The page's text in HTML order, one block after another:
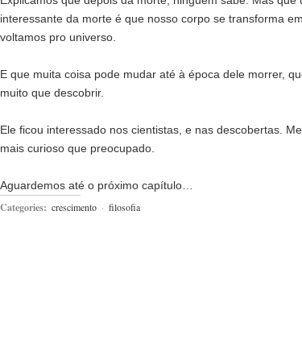
interessante da morte é que nosso corpo se transforma
voltamos pro universo.
E que muita coisa pode mudar até à época dele morrer,
muito que descobrir.
Ele ficou interessado nos cientistas, e nas descobertas.
mais curioso que preocupado.
Aguardemos até o próximo capítulo…
Categories: crescimento · filosofia